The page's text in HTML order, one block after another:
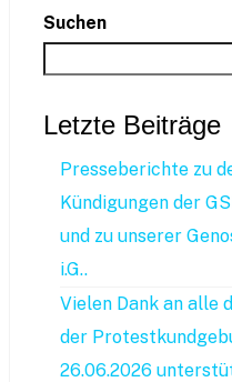
Suchen
Letzte Beiträge
Presseberichte zu
Kündigungen der
und zu unserer
i.G..
Vielen Dank an alle
der
26.06.2026